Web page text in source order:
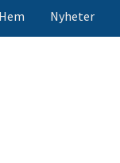
Hem Nyheter